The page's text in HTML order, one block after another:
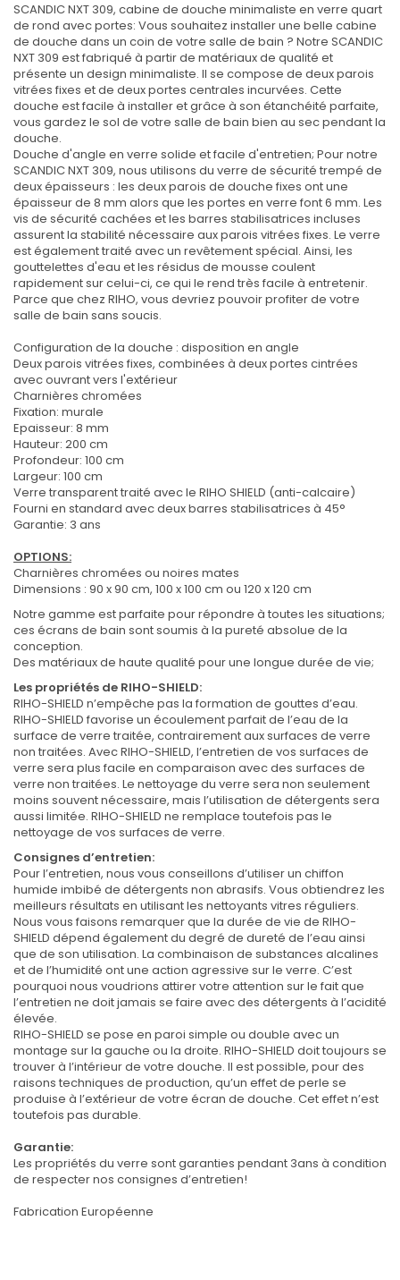
SCANDIC NXT 309, cabine de douche minimaliste en verre quart
de rond avec portes: Vous souhaitez installer une belle cabine
de douche dans un coin de votre salle de bain ? Notre SCANDIC
NXT 309 est fabriqué à partir de matériaux de qualité et
présente un design minimaliste. Il se compose de deux parois
vitrées fixes et de deux portes centrales incurvées. Cette
douche est facile à installer et grâce à son étanchéité parfaite,
vous gardez le sol de votre salle de bain bien au sec pendant la
douche.
Douche d'angle en verre solide et facile d'entretien; Pour notre
SCANDIC NXT 309, nous utilisons du verre de sécurité trempé de
deux épaisseurs : les deux parois de douche fixes ont une
épaisseur de 8 mm alors que les portes en verre font 6 mm. Les
vis de sécurité cachées et les barres stabilisatrices incluses
assurent la stabilité nécessaire aux parois vitrées fixes. Le verre
est également traité avec un revêtement spécial. Ainsi, les
gouttelettes d'eau et les résidus de mousse coulent
rapidement sur celui-ci, ce qui le rend très facile à entretenir.
Parce que chez RIHO, vous devriez pouvoir profiter de votre
salle de bain sans soucis.
Configuration de la douche : disposition en angle
Deux parois vitrées fixes, combinées à deux portes cintrées
avec ouvrant vers l'extérieur
Charnières chromées
Fixation: murale
Epaisseur: 8 mm
Hauteur: 200 cm
Profondeur: 100 cm
Largeur: 100 cm
Verre transparent traité avec le RIHO SHIELD (anti-calcaire)
Fourni en standard avec deux barres stabilisatrices à 45°
Garantie: 3 ans
OPTIONS:
Charnières chromées ou noires mates
Dimensions : 90 x 90 cm, 100 x 100 cm ou 120 x 120 cm
Notre gamme est parfaite pour répondre à toutes les situations;
ces écrans de bain sont soumis à la pureté absolue de la
conception.
Des matériaux de haute qualité pour une longue durée de vie;
Les propriétés de RIHO-SHIELD:
RIHO-SHIELD n’empêche pas la formation de gouttes d’eau.
RIHO-SHIELD favorise un écoulement parfait de l’eau de la
surface de verre traitée, contrairement aux surfaces de verre
non traitées. Avec RIHO-SHIELD, l’entretien de vos surfaces de
verre sera plus facile en comparaison avec des surfaces de
verre non traitées. Le nettoyage du verre sera non seulement
moins souvent nécessaire, mais l’utilisation de détergents sera
aussi limitée. RIHO-SHIELD ne remplace toutefois pas le
nettoyage de vos surfaces de verre.
Consignes d’entretien:
Pour l’entretien, nous vous conseillons d’utiliser un chiffon
humide imbibé de détergents non abrasifs. Vous obtiendrez les
meilleurs résultats en utilisant les nettoyants vitres réguliers.
Nous vous faisons remarquer que la durée de vie de RIHO-
SHIELD dépend également du degré de dureté de l’eau ainsi
que de son utilisation. La combinaison de substances alcalines
et de l’humidité ont une action agressive sur le verre. C’est
pourquoi nous voudrions attirer votre attention sur le fait que
l’entretien ne doit jamais se faire avec des détergents à l’acidité
élevée.
RIHO-SHIELD se pose en paroi simple ou double avec un
montage sur la gauche ou la droite. RIHO-SHIELD doit toujours se
trouver à l’intérieur de votre douche. Il est possible, pour des
raisons techniques de production, qu’un effet de perle se
produise à l’extérieur de votre écran de douche. Cet effet n’est
toutefois pas durable.
Garantie:
Les propriétés du verre sont garanties pendant 3ans à condition
de respecter nos consignes d’entretien!
Fabrication Européenne